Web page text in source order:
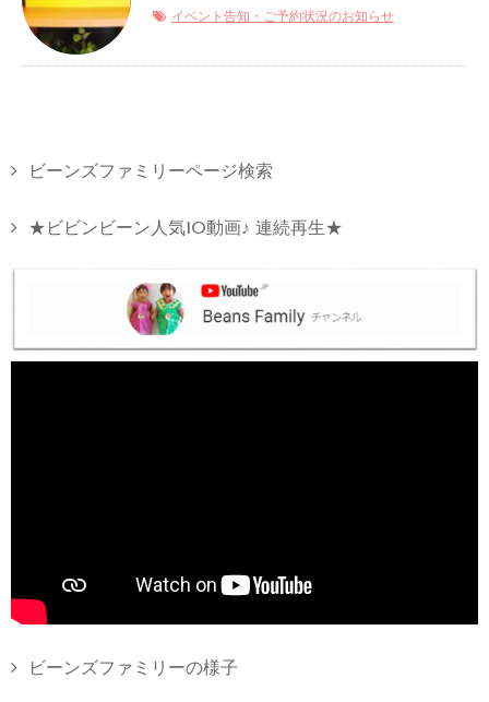
イベント告知・ご予約状況のお知らせ
ビーンズファミリーページ検索
★ビビンビーン人気10動画♪ 連続再生★
ビーンズファミリーの様子